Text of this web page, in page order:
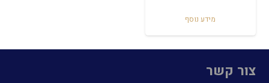
מידע נוסף
צור קשר